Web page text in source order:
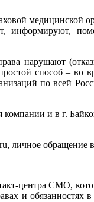
информируют,
нарушают
способ – во
по всей
и в г.
личное
центра СМО,
и